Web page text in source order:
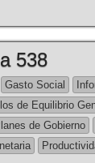
er
538
Gasto Social
de Equilibrio
de Gobierno